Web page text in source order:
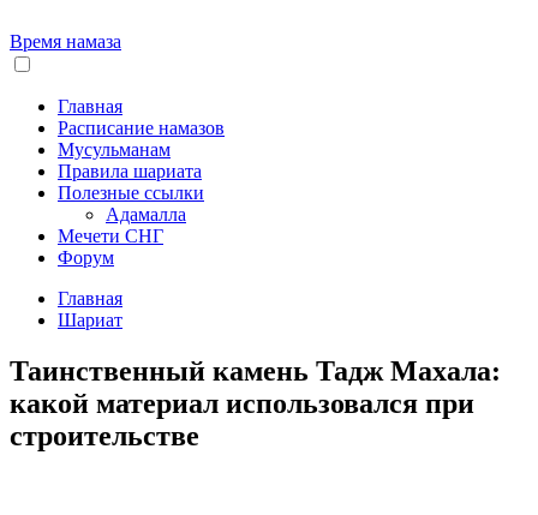
Время намаза
Главная
Расписание намазов
Мусульманам
Правила шариата
Полезные ссылки
Адамалла
Мечети СНГ
Форум
Главная
Шариат
Таинственный камень Тадж Махала:
какой материал использовался при
строительстве